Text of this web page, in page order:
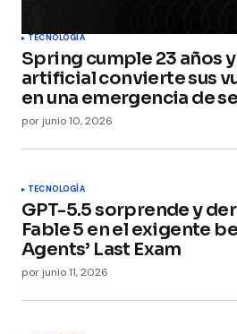
Submit Comment
TECNOLOGÍA
Spring cumple 23 años
artificial convierte sus
en una emergencia de
por junio 10, 2026
TECNOLOGÍA
GPT-5.5 sorprende y
Fable 5 en el exigente
Agents’ Last Exam
por junio 11, 2026